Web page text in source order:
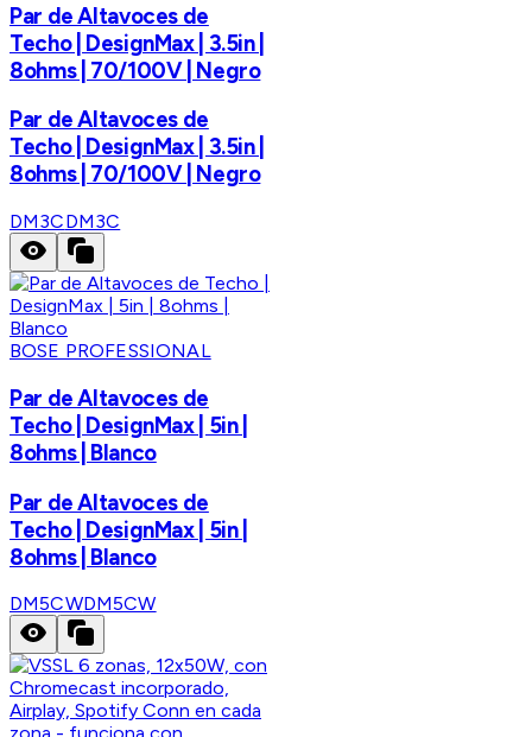
Par de Altavoces de
Techo | DesignMax | 3.5in |
8ohms | 70/100V | Negro
Par de Altavoces de
Techo | DesignMax | 3.5in |
8ohms | 70/100V | Negro
DM3CDM3C
BOSE PROFESSIONAL
Par de Altavoces de
Techo | DesignMax | 5in |
8ohms | Blanco
Par de Altavoces de
Techo | DesignMax | 5in |
8ohms | Blanco
DM5CWDM5CW